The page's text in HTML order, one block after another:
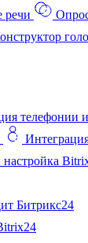
речи
телефонии
Битрикс24